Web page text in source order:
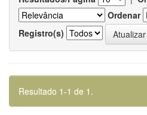
Ordenar
Registro(s)
Resultado 1-1 de 1.